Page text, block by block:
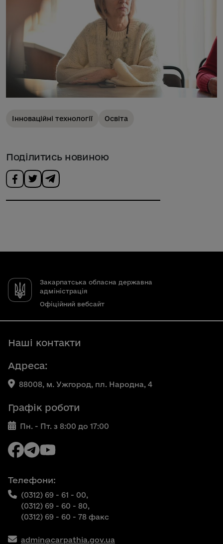
Інноваційні технології Освіта
Поділитись новиною
Закарпатська обласна державна
адміністрація
Офіційний вебсайт
Наші контакти
Адреса:
88008, м. Ужгород, пл. Народна, 4
Графік роботи
Пн. - Пт. з 8:00 до 17:00
Телефони:
(0312) 69 - 61 - 00,
(0312) 69 - 60 - 80,
(0312) 69 - 60 - 78 факс
admin@carpathia.gov.ua